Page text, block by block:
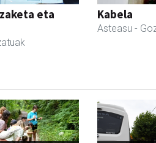
eta
Kabela
Asteasu -